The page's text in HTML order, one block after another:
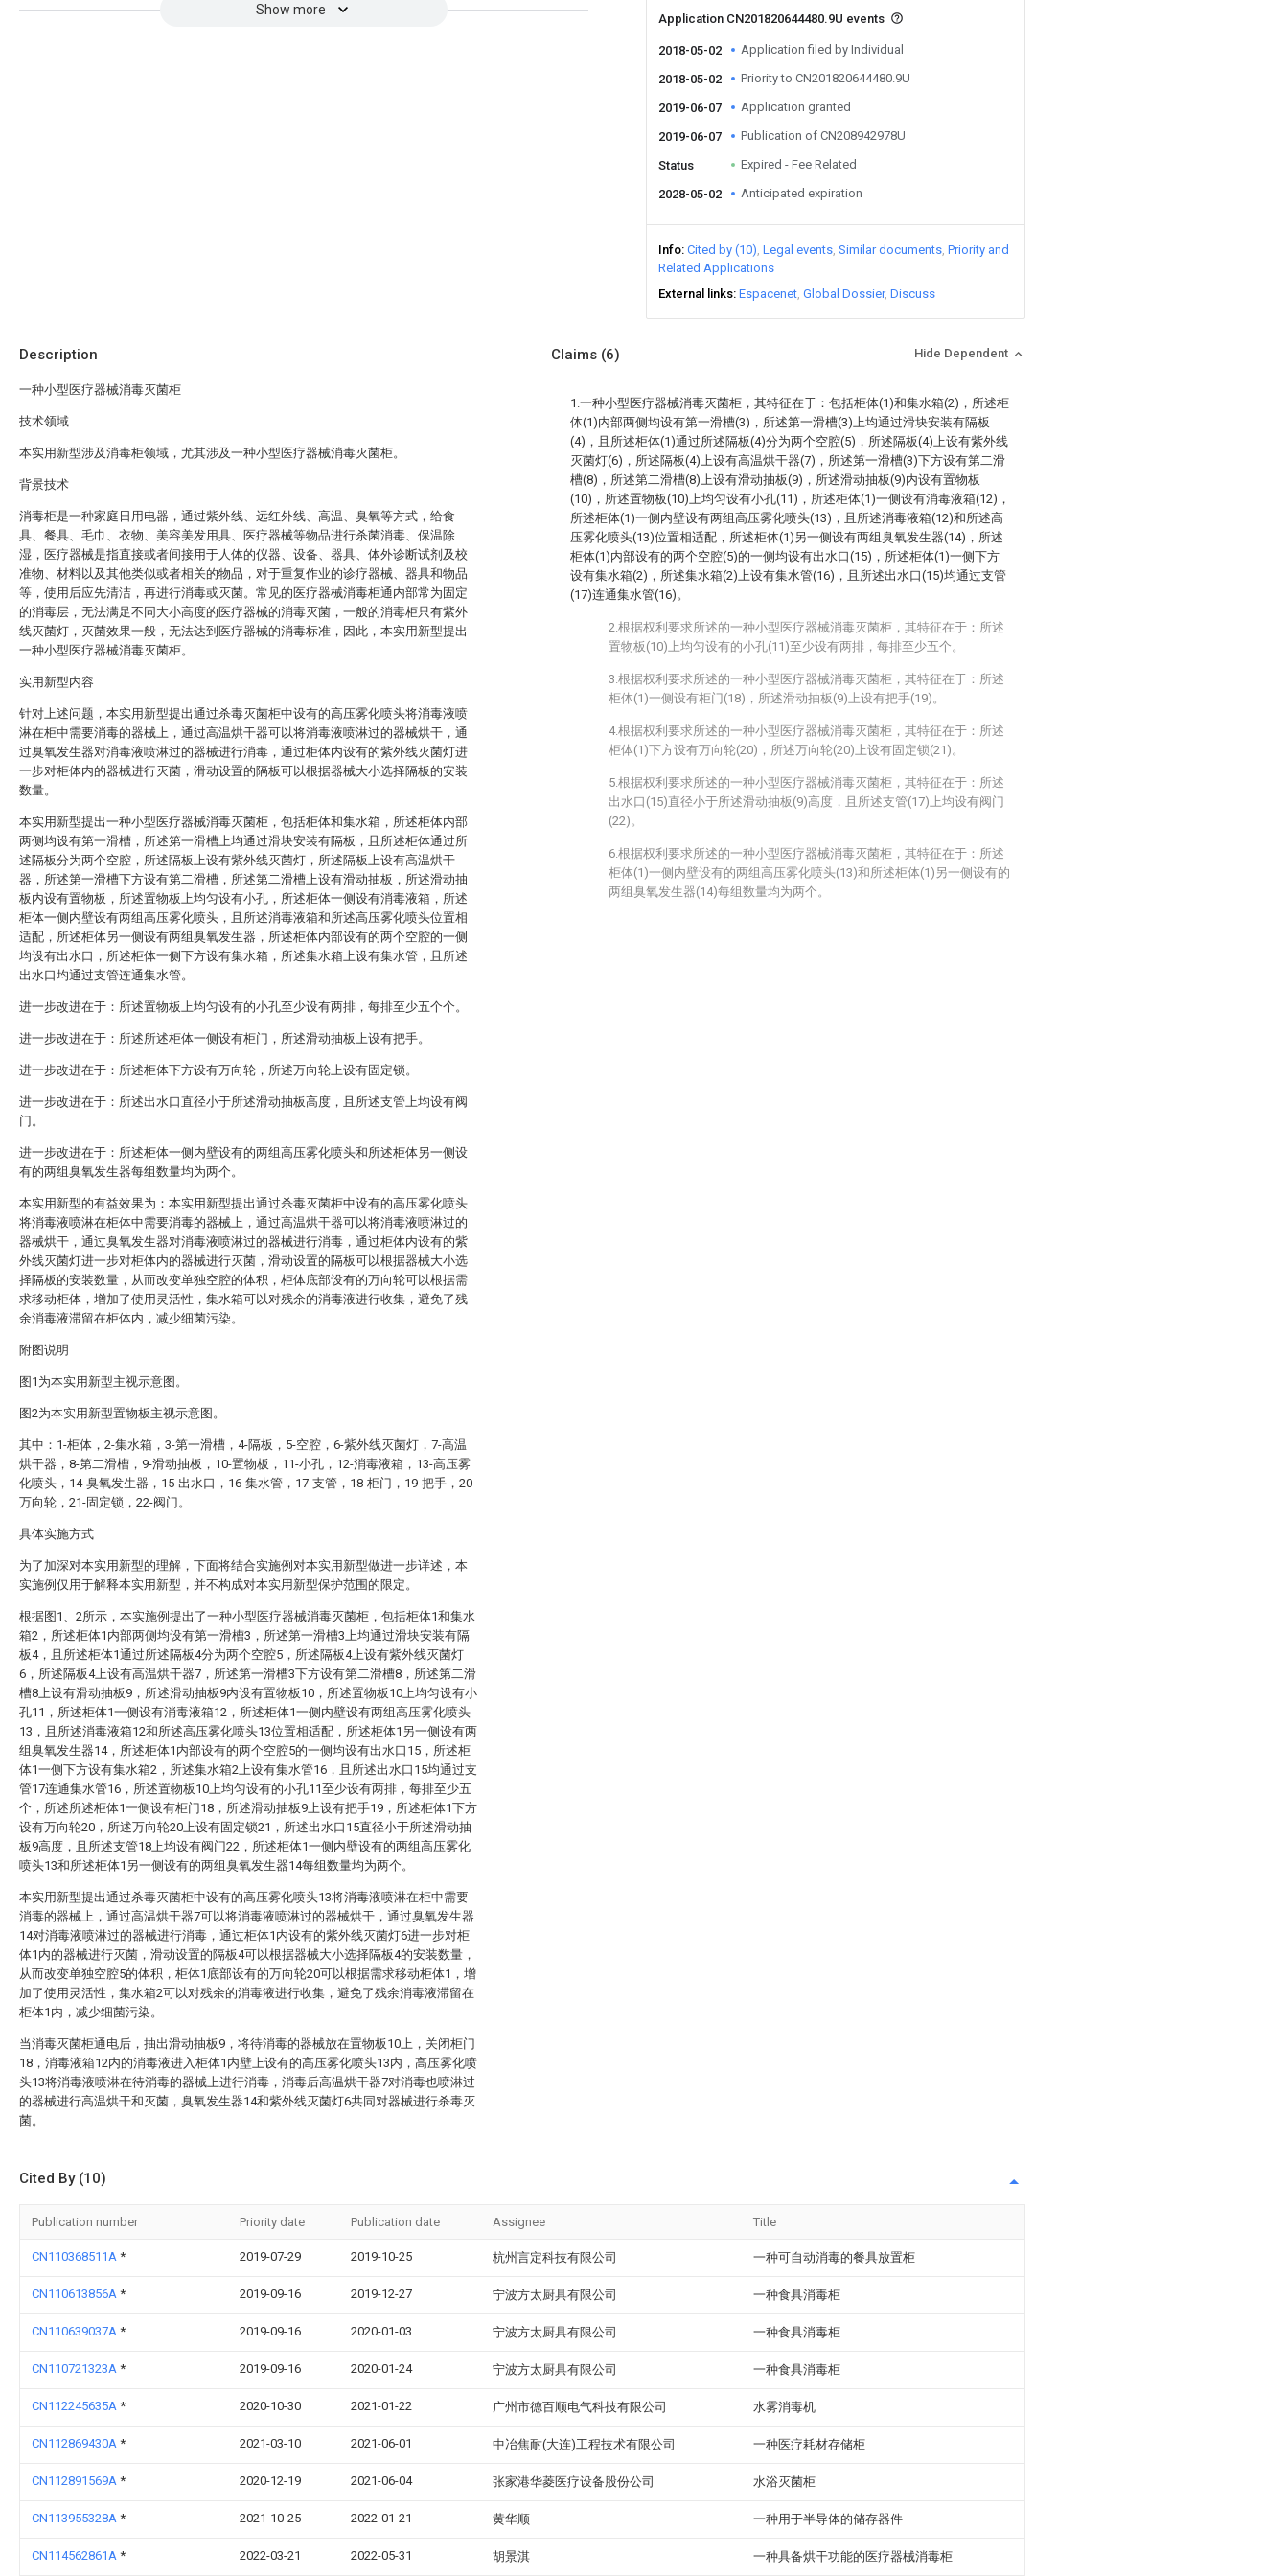
Show more
Application CN201820644480.9U events
2018-05-02 Application filed by Individual
2018-05-02 Priority to CN201820644480.9U
2019-06-07 Application granted
2019-06-07 Publication of CN208942978U
Status Expired - Fee Related
2028-05-02 Anticipated expiration
Info Cited by (10) Legal events Similar documents Priority and
Related Applications
External links Espacenet Global Dossier Discuss
Description
一种小型医疗器械消毒灭菌柜
技术领域
本实用新型涉及消毒柜领域，尤其涉及一种小型医疗器械消毒灭菌柜。
背景技术
消毒柜是一种家庭日用电器，通过紫外线、远红外线、高温、臭氧等方式，给食
具、餐具、毛巾、衣物、美容美发用具、医疗器械等物品进行杀菌消毒、保温除
湿，医疗器械是指直接或者间接用于人体的仪器、设备、器具、体外诊断试剂及校
准物、材料以及其他类似或者相关的物品，对于重复作业的诊疗器械、器具和物品
等，使用后应先清洁，再进行消毒或灭菌。常见的医疗器械消毒柜通内部常为固定
的消毒层，无法满足不同大小高度的医疗器械的消毒灭菌，一般的消毒柜只有紫外
线灭菌灯，灭菌效果一般，无法达到医疗器械的消毒标准，因此，本实用新型提出
一种小型医疗器械消毒灭菌柜。
实用新型内容
针对上述问题，本实用新型提出通过杀毒灭菌柜中设有的高压雾化喷头将消毒液喷
淋在柜中需要消毒的器械上，通过高温烘干器可以将消毒液喷淋过的器械烘干，通
过臭氧发生器对消毒液喷淋过的器械进行消毒，通过柜体内设有的紫外线灭菌灯进
一步对柜体内的器械进行灭菌，滑动设置的隔板可以根据器械大小选择隔板的安装
数量。
本实用新型提出一种小型医疗器械消毒灭菌柜，包括柜体和集水箱，所述柜体内部
两侧均设有第一滑槽，所述第一滑槽上均通过滑块安装有隔板，且所述柜体通过所
述隔板分为两个空腔，所述隔板上设有紫外线灭菌灯，所述隔板上设有高温烘干
器，所述第一滑槽下方设有第二滑槽，所述第二滑槽上设有滑动抽板，所述滑动抽
板内设有置物板，所述置物板上均匀设有小孔，所述柜体一侧设有消毒液箱，所述
柜体一侧内壁设有两组高压雾化喷头，且所述消毒液箱和所述高压雾化喷头位置相
适配，所述柜体另一侧设有两组臭氧发生器，所述柜体内部设有的两个空腔的一侧
均设有出水口，所述柜体一侧下方设有集水箱，所述集水箱上设有集水管，且所述
出水口均通过支管连通集水管。
进一步改进在于：所述置物板上均匀设有的小孔至少设有两排，每排至少五个个。
进一步改进在于：所述所述柜体一侧设有柜门，所述滑动抽板上设有把手。
进一步改进在于：所述柜体下方设有万向轮，所述万向轮上设有固定锁。
进一步改进在于：所述出水口直径小于所述滑动抽板高度，且所述支管上均设有阀
门。
进一步改进在于：所述柜体一侧内壁设有的两组高压雾化喷头和所述柜体另一侧设
有的两组臭氧发生器每组数量均为两个。
本实用新型的有益效果为：本实用新型提出通过杀毒灭菌柜中设有的高压雾化喷头
将消毒液喷淋在柜体中需要消毒的器械上，通过高温烘干器可以将消毒液喷淋过的
器械烘干，通过臭氧发生器对消毒液喷淋过的器械进行消毒，通过柜体内设有的紫
外线灭菌灯进一步对柜体内的器械进行灭菌，滑动设置的隔板可以根据器械大小选
择隔板的安装数量，从而改变单独空腔的体积，柜体底部设有的万向轮可以根据需
求移动柜体，增加了使用灵活性，集水箱可以对残余的消毒液进行收集，避免了残
余消毒液滞留在柜体内，减少细菌污染。
附图说明
图1为本实用新型主视示意图。
图2为本实用新型置物板主视示意图。
其中：1-柜体，2-集水箱，3-第一滑槽，4-隔板，5-空腔，6-紫外线灭菌灯，7-高温
烘干器，8-第二滑槽，9-滑动抽板，10-置物板，11-小孔，12-消毒液箱，13-高压雾
化喷头，14-臭氧发生器，15-出水口，16-集水管，17-支管，18-柜门，19-把手，20-
万向轮，21-固定锁，22-阀门。
具体实施方式
为了加深对本实用新型的理解，下面将结合实施例对本实用新型做进一步详述，本
实施例仅用于解释本实用新型，并不构成对本实用新型保护范围的限定。
根据图1、2所示，本实施例提出了一种小型医疗器械消毒灭菌柜，包括柜体1和集水
箱2，所述柜体1内部两侧均设有第一滑槽3，所述第一滑槽3上均通过滑块安装有隔
板4，且所述柜体1通过所述隔板4分为两个空腔5，所述隔板4上设有紫外线灭菌灯
6，所述隔板4上设有高温烘干器7，所述第一滑槽3下方设有第二滑槽8，所述第二滑
槽8上设有滑动抽板9，所述滑动抽板9内设有置物板10，所述置物板10上均匀设有小
孔11，所述柜体1一侧设有消毒液箱12，所述柜体1一侧内壁设有两组高压雾化喷头
13，且所述消毒液箱12和所述高压雾化喷头13位置相适配，所述柜体1另一侧设有两
组臭氧发生器14，所述柜体1内部设有的两个空腔5的一侧均设有出水口15，所述柜
体1一侧下方设有集水箱2，所述集水箱2上设有集水管16，且所述出水口15均通过支
管17连通集水管16，所述置物板10上均匀设有的小孔11至少设有两排，每排至少五
个，所述所述柜体1一侧设有柜门18，所述滑动抽板9上设有把手19，所述柜体1下方
设有万向轮20，所述万向轮20上设有固定锁21，所述出水口15直径小于所述滑动抽
板9高度，且所述支管18上均设有阀门22，所述柜体1一侧内壁设有的两组高压雾化
喷头13和所述柜体1另一侧设有的两组臭氧发生器14每组数量均为两个。
本实用新型提出通过杀毒灭菌柜中设有的高压雾化喷头13将消毒液喷淋在柜中需要
消毒的器械上，通过高温烘干器7可以将消毒液喷淋过的器械烘干，通过臭氧发生器
14对消毒液喷淋过的器械进行消毒，通过柜体1内设有的紫外线灭菌灯6进一步对柜
体1内的器械进行灭菌，滑动设置的隔板4可以根据器械大小选择隔板4的安装数量，
从而改变单独空腔5的体积，柜体1底部设有的万向轮20可以根据需求移动柜体1，增
加了使用灵活性，集水箱2可以对残余的消毒液进行收集，避免了残余消毒液滞留在
柜体1内，减少细菌污染。
当消毒灭菌柜通电后，抽出滑动抽板9，将待消毒的器械放在置物板10上，关闭柜门
18，消毒液箱12内的消毒液进入柜体1内壁上设有的高压雾化喷头13内，高压雾化喷
头13将消毒液喷淋在待消毒的器械上进行消毒，消毒后高温烘干器7对消毒也喷淋过
的器械进行高温烘干和灭菌，臭氧发生器14和紫外线灭菌灯6共同对器械进行杀毒灭
菌。
Claims (6) Hide Dependent
1.一种小型医疗器械消毒灭菌柜，其特征在于：包括柜体(1)和集水箱(2)，所述柜
体(1)内部两侧均设有第一滑槽(3)，所述第一滑槽(3)上均通过滑块安装有隔板
(4)，且所述柜体(1)通过所述隔板(4)分为两个空腔(5)，所述隔板(4)上设有紫外线
灭菌灯(6)，所述隔板(4)上设有高温烘干器(7)，所述第一滑槽(3)下方设有第二滑
槽(8)，所述第二滑槽(8)上设有滑动抽板(9)，所述滑动抽板(9)内设有置物板
(10)，所述置物板(10)上均匀设有小孔(11)，所述柜体(1)一侧设有消毒液箱(12)，
所述柜体(1)一侧内壁设有两组高压雾化喷头(13)，且所述消毒液箱(12)和所述高
压雾化喷头(13)位置相适配，所述柜体(1)另一侧设有两组臭氧发生器(14)，所述
柜体(1)内部设有的两个空腔(5)的一侧均设有出水口(15)，所述柜体(1)一侧下方
设有集水箱(2)，所述集水箱(2)上设有集水管(16)，且所述出水口(15)均通过支管
(17)连通集水管(16)。
2.根据权利要求所述的一种小型医疗器械消毒灭菌柜，其特征在于：所述
置物板(10)上均匀设有的小孔(11)至少设有两排，每排至少五个。
3.根据权利要求所述的一种小型医疗器械消毒灭菌柜，其特征在于：所述
柜体(1)一侧设有柜门(18)，所述滑动抽板(9)上设有把手(19)。
4.根据权利要求所述的一种小型医疗器械消毒灭菌柜，其特征在于：所述
柜体(1)下方设有万向轮(20)，所述万向轮(20)上设有固定锁(21)。
5.根据权利要求所述的一种小型医疗器械消毒灭菌柜，其特征在于：所述
出水口(15)直径小于所述滑动抽板(9)高度，且所述支管(17)上均设有阀门
(22)。
6.根据权利要求所述的一种小型医疗器械消毒灭菌柜，其特征在于：所述
柜体(1)一侧内壁设有的两组高压雾化喷头(13)和所述柜体(1)另一侧设有的
两组臭氧发生器(14)每组数量均为两个。
Cited By (10)
Publication number Priority date Publication date Assignee Title
CN110368511A * 2019-07-29 2019-10-25 杭州言定科技有限公司 一种可自动消毒的餐具放置柜
CN110613856A * 2019-09-16 2019-12-27 宁波方太厨具有限公司 一种食具消毒柜
CN110639037A * 2019-09-16 2020-01-03 宁波方太厨具有限公司 一种食具消毒柜
CN110721323A * 2019-09-16 2020-01-24 宁波方太厨具有限公司 一种食具消毒柜
CN112245635A * 2020-10-30 2021-01-22 广州市德百顺电气科技有限公司 水雾消毒机
CN112869430A * 2021-03-10 2021-06-01 中冶焦耐(大连)工程技术有限公司 一种医疗耗材存储柜
CN112891569A * 2020-12-19 2021-06-04 张家港华菱医疗设备股份公司 水浴灭菌柜
CN113955328A * 2021-10-25 2022-01-21 黄华顺 一种用于半导体的储存器件
CN114562861A * 2022-03-21 2022-05-31 胡景淇 一种具备烘干功能的医疗器械消毒柜